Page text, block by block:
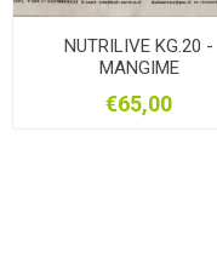
NUTRILIVE KG.20 -
MANGIME
VACCHE DA LATTE
€65,00